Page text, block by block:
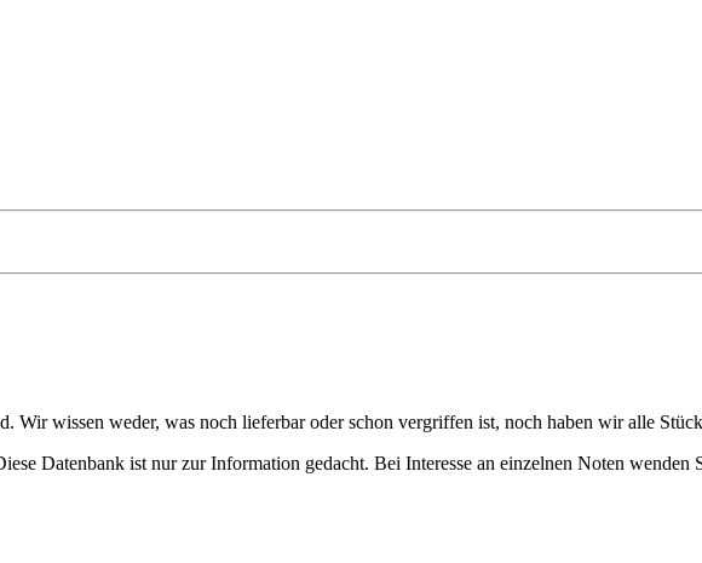
Wir wissen weder, was noch lieferbar oder schon vergriffen ist, noch haben wir alle
Datenbank ist nur zur Information gedacht. Bei Interesse an einzelnen Noten wenden